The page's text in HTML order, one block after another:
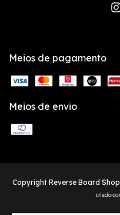
Meios de pagamento
Meios de envio
Copyright Reverse Board